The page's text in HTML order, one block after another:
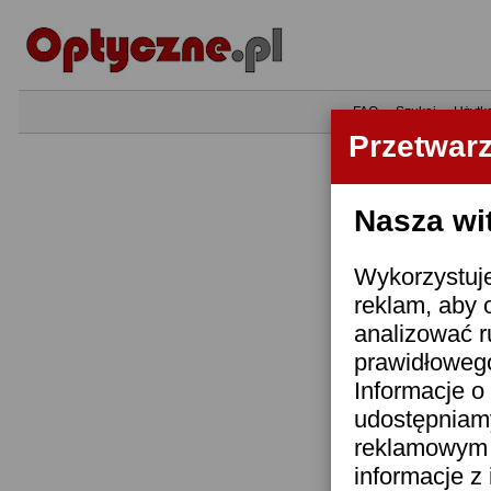
Nasza
reklam, aby
analizować
Informacje
informacje z
•FAQ•Szukaj•